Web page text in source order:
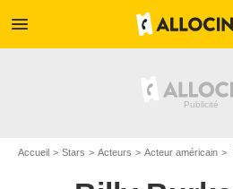
menu
Accueil Stars Acteurs Acteur américain